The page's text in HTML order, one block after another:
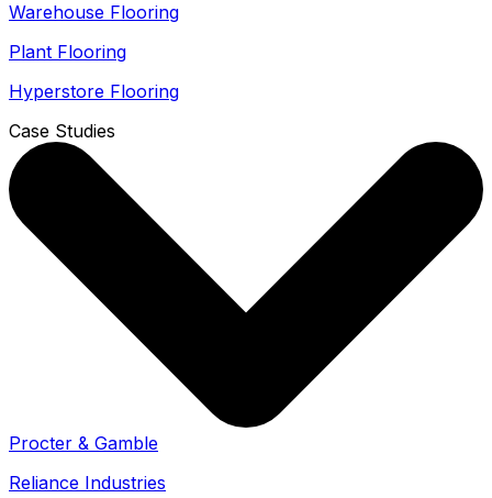
Warehouse Flooring
Plant Flooring
Hyperstore Flooring
Case Studies
Procter & Gamble
Reliance Industries